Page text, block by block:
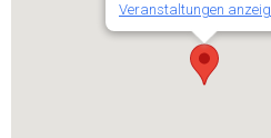
Veranstaltungen